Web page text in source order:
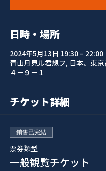
日時・場所
2024年5月13日 19:30 – 22:00
青山月見ル君想フ, 日本、東
４−９−１
チケット詳細
銷售已完結
票券類型
一般観覧チケット